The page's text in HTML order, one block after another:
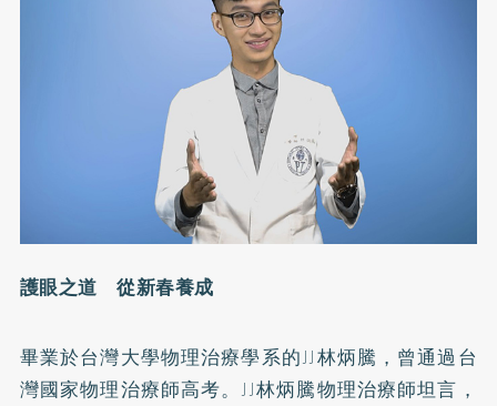
護眼之道 從新春養成
畢業於台灣大學物理治療學系的JJ林炳騰，曾通過台
灣國家物理治療師高考。JJ林炳騰物理治療師坦言，